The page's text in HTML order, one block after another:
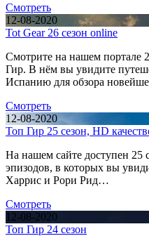
Смотреть
12-08-2020
Tot Gear 26 сезон online
Смотрите на нашем портале
Гир. В нём вы увидите
Испанию для обзора
Смотреть
12-08-2020
Топ Гир 25 сезон, HD
На нашем сайте доступен 25
эпизодов, в которых вы
Харрис и Рори Рид…
Смотреть
12-08-2020
Топ Гир 24 сезон